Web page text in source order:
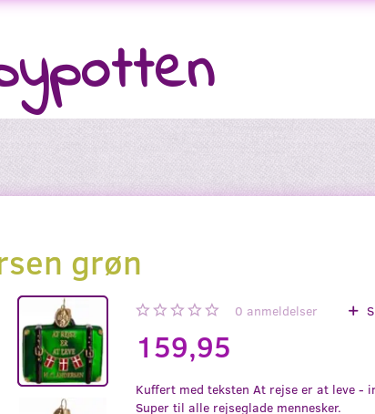
grøn
0 anmeldelser
159,95
Kuffert med teksten At rejse er at leve -
Super til alle rejseglade mennesker.